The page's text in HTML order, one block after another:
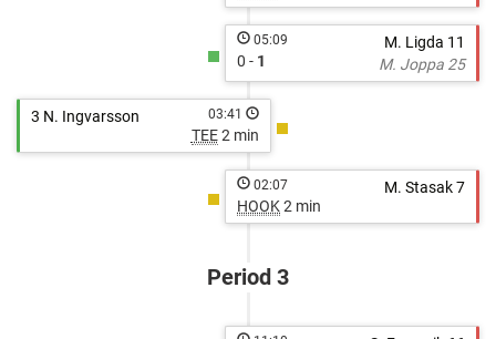
M. Ligda 11
M. Joppa 25
05:09
0 - 1
3 N. Ingvarsson 03:41
TEE2 min
M. Stasak 7
02:07
HOOK2 min
Period 3